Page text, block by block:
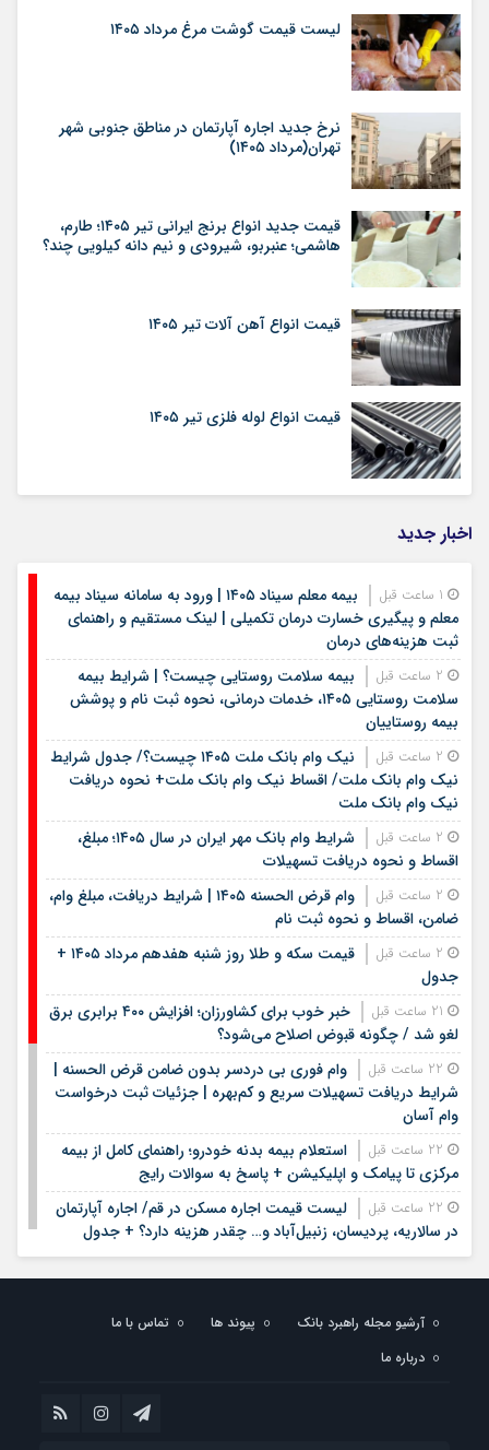
لیست قیمت گوشت مرغ مرداد ۱۴۰۵
نرخ جدید اجاره آپارتمان در مناطق جنوبی شهر
تهران(مرداد ۱۴۰۵)
قیمت جدید انواع برنج ایرانی تیر ۱۴۰۵؛ طارم،
هاشمی؛ عنبربو، شیرودی و نیم دانه کیلویی چند؟
قیمت انواع آهن آلات تیر ۱۴۰۵
قیمت انواع لوله فلزی تیر ۱۴۰۵
اخبار جدید
بیمه معلم سیناد ۱۴۰۵ | ورود به سامانه سیناد بیمه
معلم و پیگیری خسارت درمان تکمیلی | لینک مستقیم و راهنمای
ثبت هزینه‌های درمان
بیمه سلامت روستایی چیست؟ | شرایط بیمه
سلامت روستایی ۱۴۰۵، خدمات درمانی، نحوه ثبت نام و پوشش
بیمه روستاییان
نیک وام بانک ملت ۱۴۰۵ چیست؟/ جدول شرایط
نیک وام بانک ملت/ اقساط نیک وام بانک ملت+ نحوه دریافت
نیک وام بانک ملت
شرایط وام بانک مهر ایران در سال ۱۴۰۵؛ مبلغ،
اقساط و نحوه دریافت تسهیلات
وام قرض الحسنه ۱۴۰۵ | شرایط دریافت، مبلغ وام،
ضامن، اقساط و نحوه ثبت نام
قیمت سکه و طلا روز شنبه هفدهم مرداد ۱۴۰۵ +
جدول
خبر خوب برای کشاورزان؛ افزایش ۴۰۰ برابری برق
لغو شد / چگونه قبوض اصلاح می‌شود؟
وام فوری بی دردسر بدون ضامن قرض الحسنه |
شرایط دریافت تسهیلات سریع و کم‌بهره | جزئیات ثبت درخواست
وام آسان
استعلام بیمه بدنه خودرو؛ راهنمای کامل از بیمه
مرکزی تا پیامک و اپلیکیشن + پاسخ به سوالات رایج
لیست قیمت اجاره مسکن در قم/ اجاره آپارتمان
در سالاریه، پردیسان، زنبیل‌آباد و… چقدر هزینه دارد؟ + جدول
لیست قیمت خودروهای کارکرده/ ماکسیما، لاماری،
فونیکس، سراتو، هایما و مزدا در بازار چند؟+ جدول مردادماه ۱۴۰۵
جزئیات دستورالعمل جدید مالیاتی برای تسعیر ارز
آرشیو مجله راهبرد بانک پیوند ها
تماس با ما
درباره ما